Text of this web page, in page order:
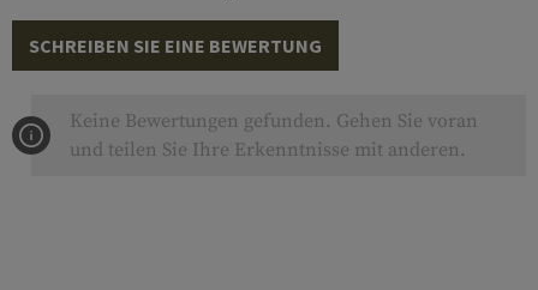
SCHREIBEN SIE EINE BEWERTUNG
Keine Bewertungen gefunden. Gehen Sie voran
und teilen Sie Ihre Erkenntnisse mit anderen.